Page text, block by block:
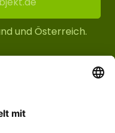
und Österreich.